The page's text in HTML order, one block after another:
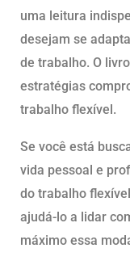
uma leitura
desejam se
de trabalho. O
estratégias
trabalho flexível.
Se você está
vida pessoal e
do trabalho
ajudá-lo a lidar
máximo essa